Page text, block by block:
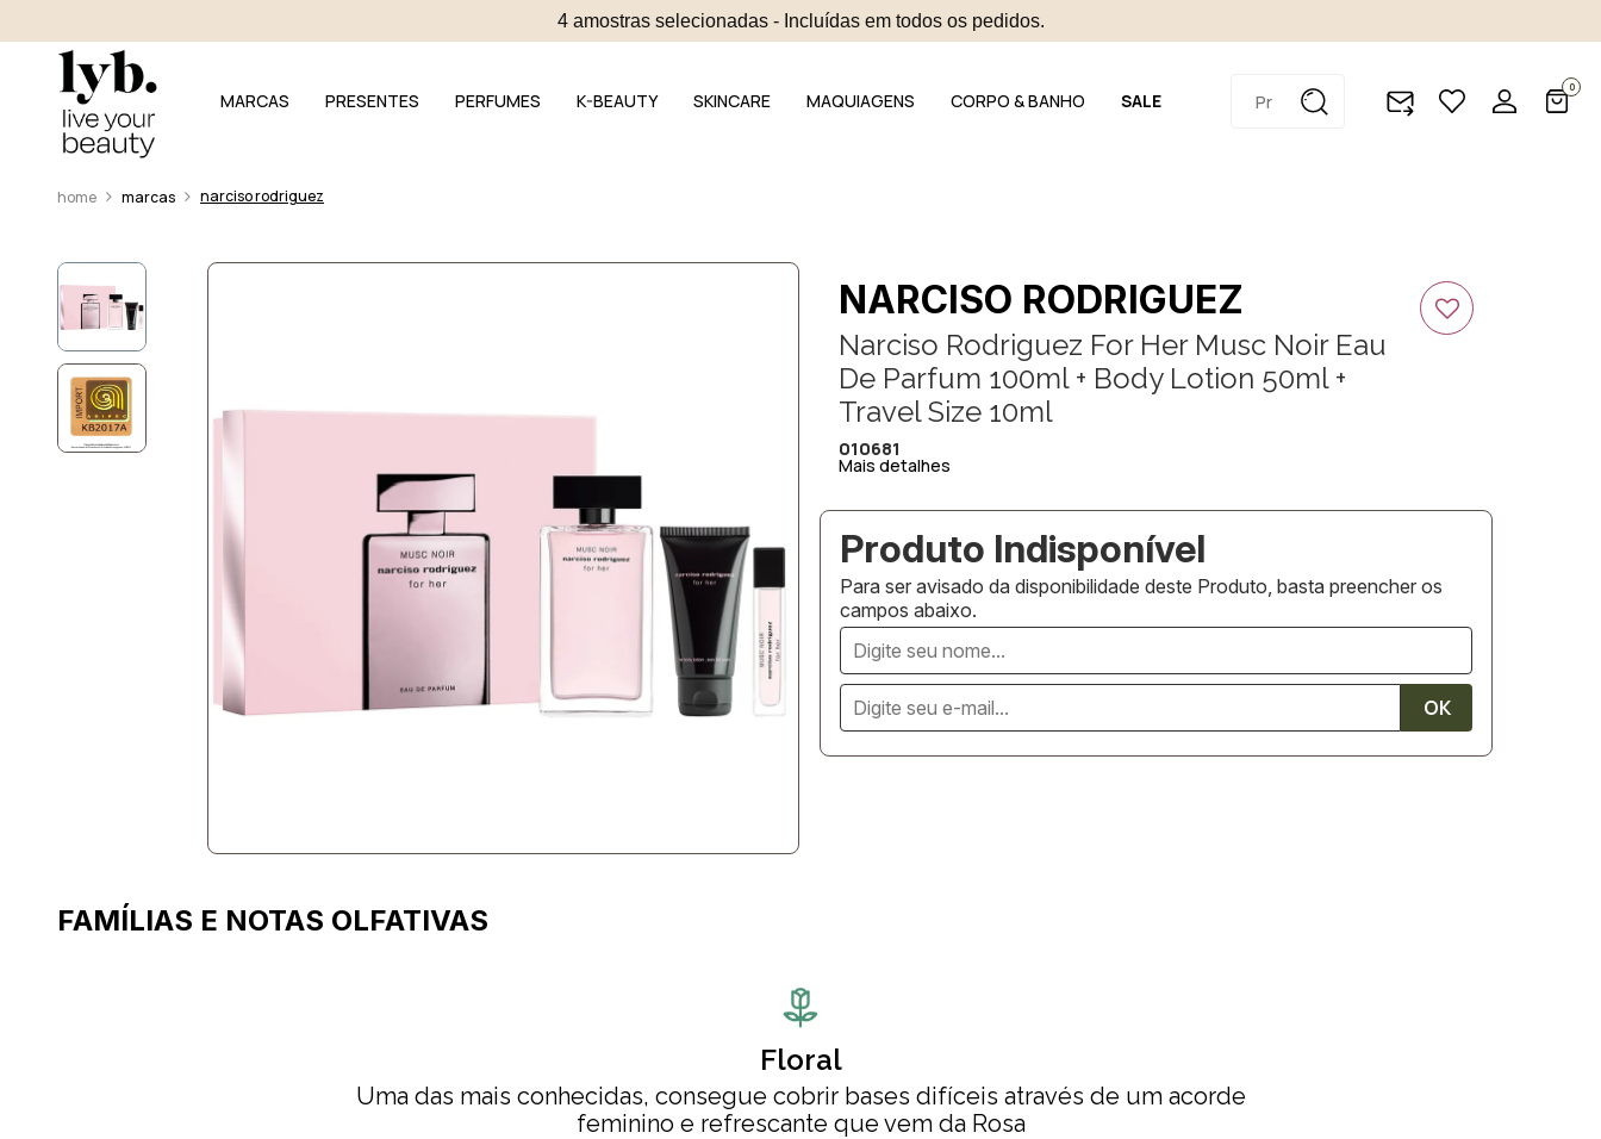
4 amostras selecionadas - Incluídas em todos os pedidos.
MARCAS PRESENTES PERFUMES K-BEAUTY SKINCARE MAQUIAGENS CORPO & BANHO SALE
0
marcas narciso rodriguez
NARCISO RODRIGUEZ
Narciso Rodriguez For Her Musc Noir Eau
De Parfum 100ml + Body Lotion 50ml +
Travel Size 10ml
010681
Mais detalhes
Para ser avisado da disponibilidade deste Produto, basta preencher os
campos abaixo.
FAMÍLIAS E NOTAS OLFATIVAS
Floral
Uma das mais conhecidas, consegue cobrir bases difíceis através de um acorde
feminino e refrescante que vem da Rosa